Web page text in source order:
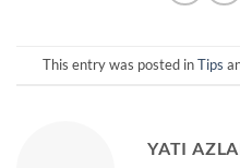
This entry was posted inTips
YATI